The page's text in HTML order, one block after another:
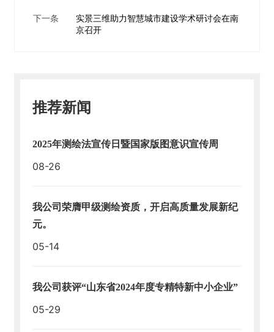
下一条
实景三维助力智慧城市建设学术研讨会在南
京召开
推荐新闻
2025年测绘法宣传日暨国家版图意识宣传周
08-26
我公司荣膺甲级测绘资质，开启高质量发展新纪
元。
05-14
我公司获评“山东省2024年度专精特新中小企业”
05-29